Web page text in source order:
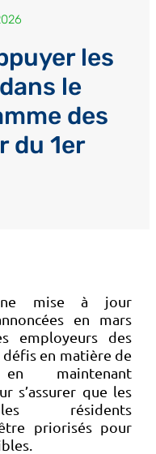
les
le
des
du 1er
mise à jour
en mars
employeurs des
en matière de
maintenant
s’assurer que les
résidents
priorisés pour